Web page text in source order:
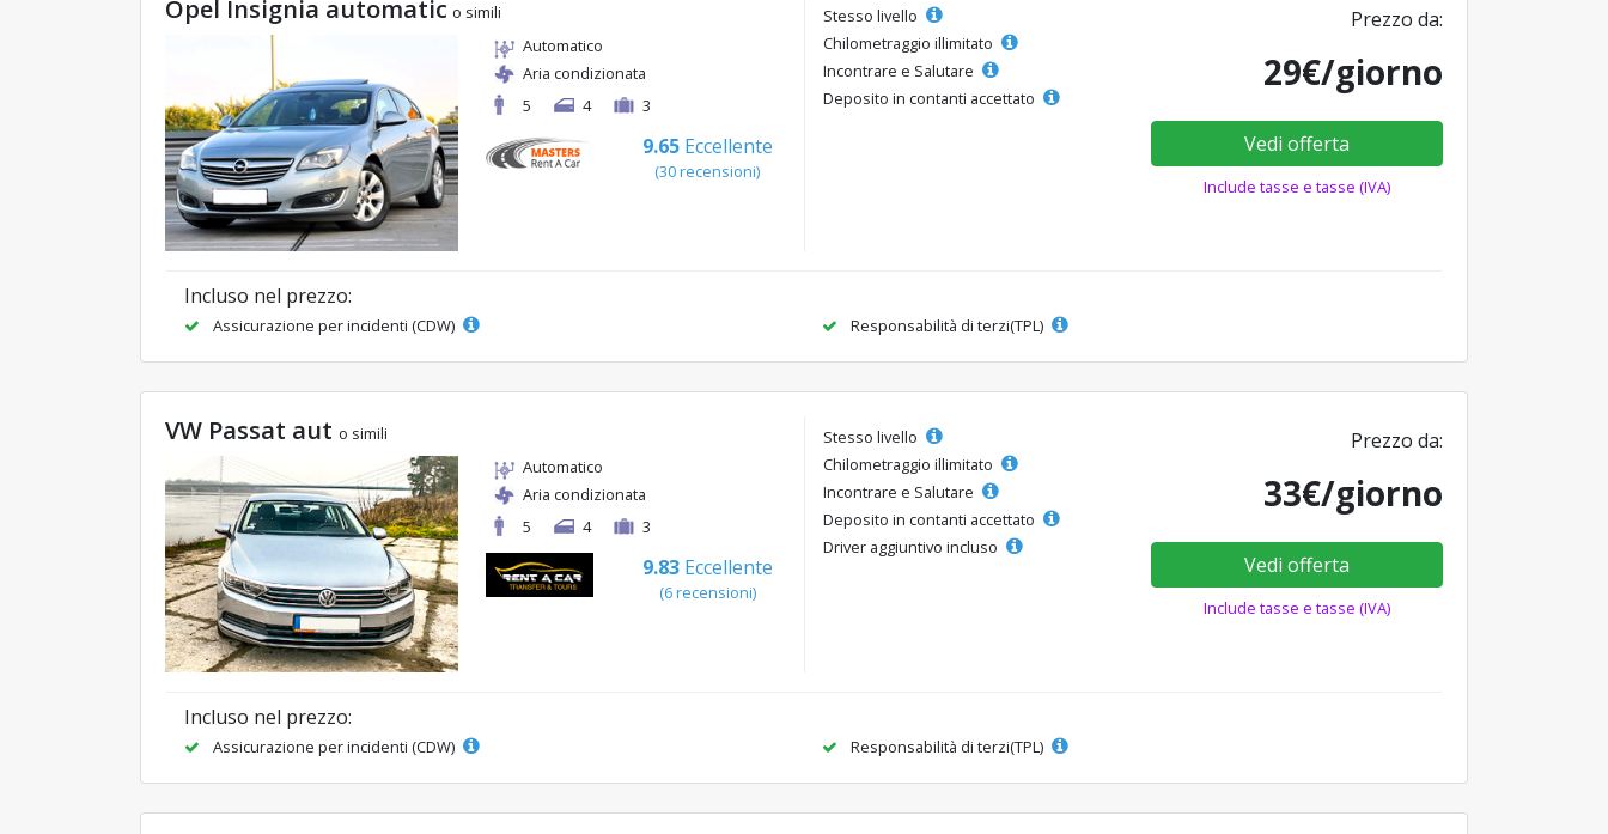
Opel Insignia automatic o simili
Automatico
Aria condizionata
5
4 3
9.65 Eccellente
(30 recensioni)
Stesso livello
Chilometraggio illimitato
Incontrare e Salutare
Deposito in contanti accettato
Prezzo da:
29€/giorno
Vedi offerta
Include tasse e tasse (IVA)
Incluso nel prezzo:
Assicurazione per incidenti (CDW) Responsabilità di terzi(TPL)
VW Passat aut o simili
Automatico
Aria condizionata
5
4 3
9.83 Eccellente
(6 recensioni)
Stesso livello
Chilometraggio illimitato
Incontrare e Salutare
Deposito in contanti accettato
Driver aggiuntivo incluso
Prezzo da:
33€/giorno
Vedi offerta
Include tasse e tasse (IVA)
Incluso nel prezzo:
Assicurazione per incidenti (CDW) Responsabilità di terzi(TPL)